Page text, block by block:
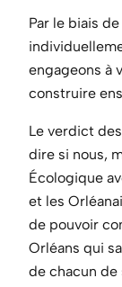
Par le biais
engageons à
construire
Le verdict
dire si nous,
Écologique
et les
de pouvoir
Orléans qui
de chacun de